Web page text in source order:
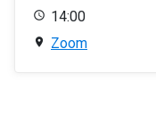
14:00
Zoom